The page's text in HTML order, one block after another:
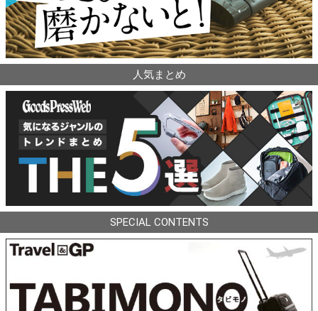
人気まとめ
SPECIAL CONTENTS